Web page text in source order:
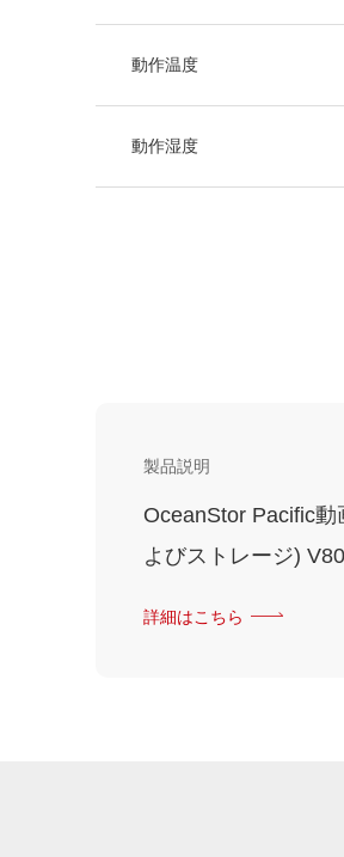
動作温度
動作湿度
製品説明
OceanStor Pacific
よびストレージ)
詳細はこちら